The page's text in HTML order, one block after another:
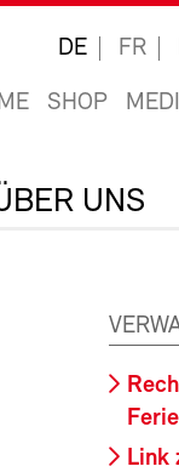
DE FR
SHOP
UNS
Link